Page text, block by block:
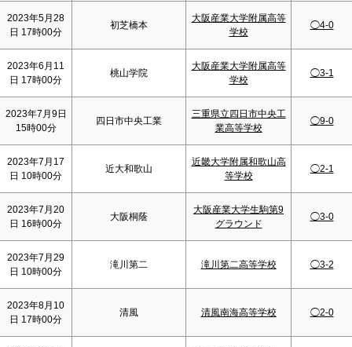
2023年5月28
日 17時00分
初芝橋本
大阪産業大学附属高等
学校
◯4-0
2023年6月11
日 17時00分
桃山学院
大阪産業大学附属高等
学校
◯3-1
2023年7月9日
15時00分
四日市中央工業
三重県立四日市中央工
業高等学校
◯9-0
2023年7月17
日 10時00分
近大和歌山
近畿大学附属和歌山高
等学校
◯2-1
2023年7月20
日 16時00分
大阪桐蔭
大阪産業大学生駒第9
グラウンド
◯3-0
2023年7月29
日 10時00分
滝川第二 滝川第二高等学校 ◯3-2
2023年8月10
日 17時00分
清風 清風南海高等学校 ◯2-0